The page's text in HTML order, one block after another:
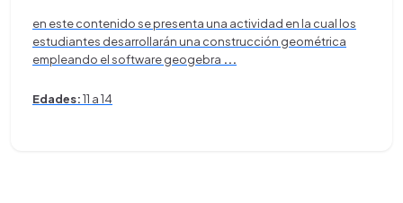
en este contenido se presenta una actividad en la cual los
estudiantes desarrollarán una construcción geométrica
empleando el software geogebra ...
Edades:11 a 14